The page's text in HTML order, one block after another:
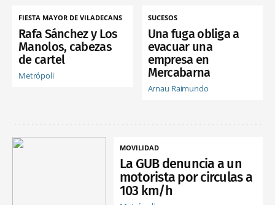
FIESTA MAYOR DE VILADECANS
Rafa Sánchez y Los
Manolos, cabezas
de cartel
Metrópoli
SUCESOS
Una fuga obliga a
evacuar una
empresa en
Mercabarna
Arnau Raimundo
MOVILIDAD
La GUB denuncia a un
motorista por circulas a
103 km/h